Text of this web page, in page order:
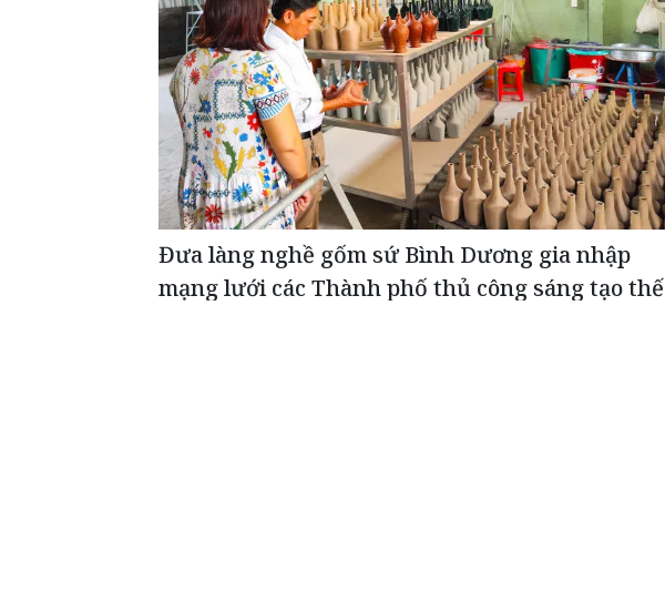
Đưa làng nghề gốm sứ Bình Dương gia nhập
mạng lưới các Thành phố thủ công sáng tạo thế